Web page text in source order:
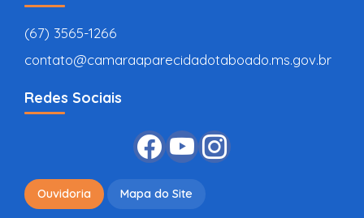
(67) 3565-1266
contato@camaraaparecidadotaboado.ms.gov.br
Redes Sociais
Ouvidoria Mapa do Site